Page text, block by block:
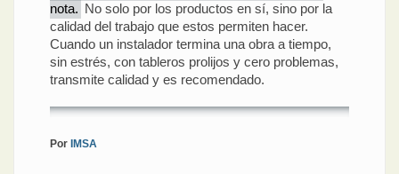
nota. No solo por los productos en sí, sino por la
calidad del trabajo que estos permiten hacer.
Cuando un instalador termina una obra a tiempo,
sin estrés, con tableros prolijos y cero problemas,
transmite calidad y es recomendado.
Por IMSA